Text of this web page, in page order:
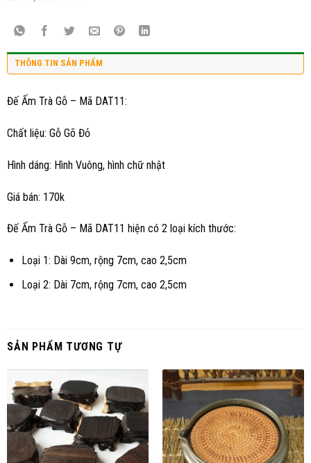
THÔNG TIN SẢN PHẨM
Đế Ấm Trà Gỗ – Mã DAT11:
Chất liệu: Gỗ Gõ Đỏ
Hình dáng: Hình Vuông, hình chữ nhật
Giá bán: 170k
Đế Ấm Trà Gỗ – Mã DAT11 hiện có 2 loại kích thước:
Loại 1: Dài 9cm, rộng 7cm, cao 2,5cm
Loại 2: Dài 7cm, rộng 7cm, cao 2,5cm
SẢN PHẨM TƯƠNG TỰ